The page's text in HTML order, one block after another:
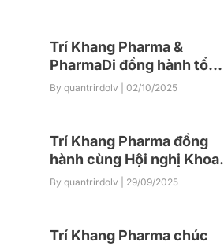
Trí Khang Pharma &
PharmaDi đồng hành tổ
chức thành công Hội thảo
nhà thuốc
By quantrirdolv | 02/10/2025
Trí Khang Pharma đồng
hành cùng Hội nghị Khoa
học Tai – Mũi – Họng Đà
By quantrirdolv | 29/09/2025
Trí Khang Pharma chúc